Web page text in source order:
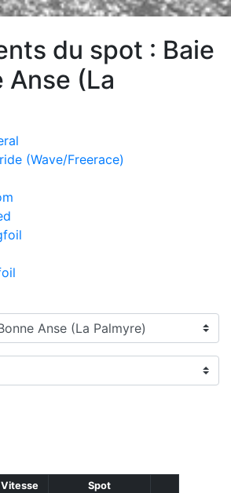
du spot : Baie
Anse (La
(Wave/Freerace)
Vitesse
Spot